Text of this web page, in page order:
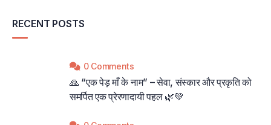
RECENT POSTS
0 Comments
🙏 “एक पेड़ माँ के नाम” – सेवा, संस्कार और प्रकृति को
समर्पित एक प्रेरणादायी पहल 🌿💚